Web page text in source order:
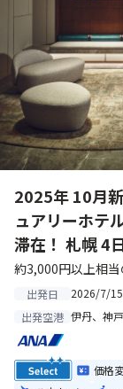
2025年 10月
ュアリーホテ
滞在！ 札幌 4
約3,000円以上相
出発日
2026/7/
出発空港 伊丹、神
価格